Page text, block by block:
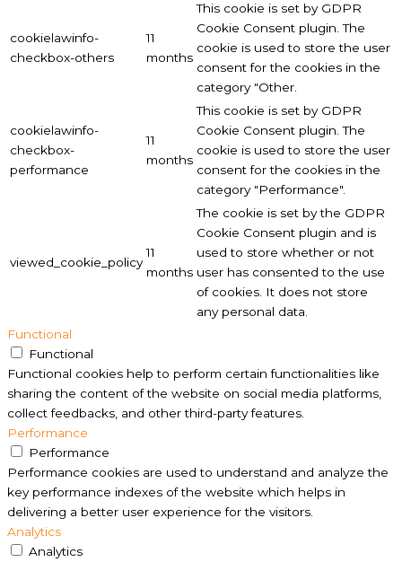
cookielawinfo-
checkbox-others
11
months
This cookie is set by GDPR
Cookie Consent plugin. The
cookie is used to store the user
consent for the cookies in the
category "Other.
cookielawinfo-
checkbox-
performance
11
months
This cookie is set by GDPR
Cookie Consent plugin. The
cookie is used to store the user
consent for the cookies in the
category "Performance".
viewed_cookie_policy
11
months
The cookie is set by the GDPR
Cookie Consent plugin and is
used to store whether or not
user has consented to the use
of cookies. It does not store
any personal data.
Functional
Functional
Functional cookies help to perform certain functionalities like
sharing the content of the website on social media platforms,
collect feedbacks, and other third-party features.
Performance
Performance
Performance cookies are used to understand and analyze the
key performance indexes of the website which helps in
delivering a better user experience for the visitors.
Analytics
Analytics